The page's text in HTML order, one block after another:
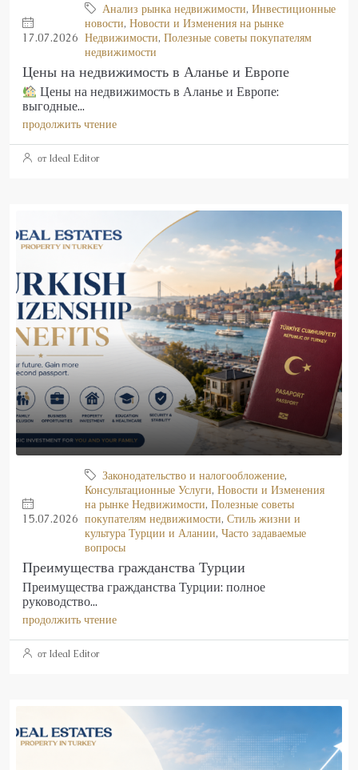
17.07.2026
Анализ рынка недвижимости, Инвестиционные
новости, Новости и Изменения на рынке
Недвижимости, Полезные советы покупателям
недвижимости
Цены на недвижимость в Аланье и Европе
Цены на недвижимость в Аланье и Европе:
выгодные...
продолжить чтение
от Ideal Editor
15.07.2026
Законодательство и налогообложение,
Консультационные Услуги, Новости и Изменения
на рынке Недвижимости, Полезные советы
покупателям недвижимости, Стиль жизни и
культура Турции и Алании, Часто задаваемые
вопросы
Преимущества гражданства Турции
Преимущества гражданства Турции: полное
руководство...
продолжить чтение
от Ideal Editor